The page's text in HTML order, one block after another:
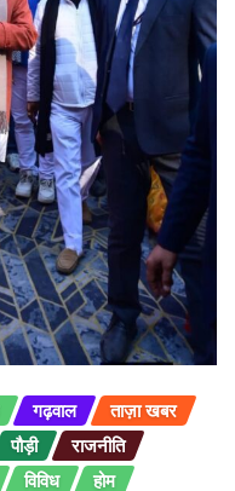
गढ़वाल
ताज़ा खबर
पौड़ी
राजनीति
विविध होम